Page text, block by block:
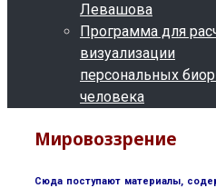
Левашова
Программа для
визуализации
персональных
человека
Мировоззрение
Сюда поступают материалы,